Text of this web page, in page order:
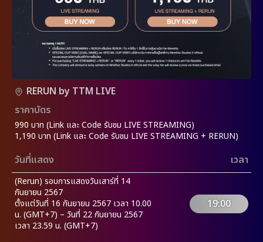
RERUN by TTM LIVE
ราคาบัตร
990 บาท (Link และ Code รับชม LIVE STREAMING)
1,190 บาท (Link และ Code รับชม LIVE STREAMING + RERUN)
วันที่แสดง เวลา
(Rerun) รอบการแสดงวันเสาร์ที่ 14
กันยายน 2567
ตั้งแต่วันที่ 16 กันยายน 2567 เวลา 10.00
น. (GMT+7) – วันที่ 22 กันยายน 2567
เวลา 23.59 น. (GMT+7)
19:00